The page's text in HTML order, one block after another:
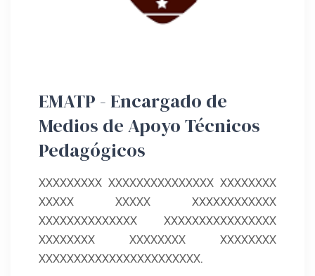
EMATP - Encargado de
Medios de Apoyo Técnicos
Pedagógicos
XXXXXXXXX XXXXXXXXXXXXXXX XXXXXXXX
XXXXX XXXXX XXXXXXXXXXXX
XXXXXXXXXXXXXX XXXXXXXXXXXXXXXX
XXXXXXXX XXXXXXXX XXXXXXXX
XXXXXXXXXXXXXXXXXXXXXXX.